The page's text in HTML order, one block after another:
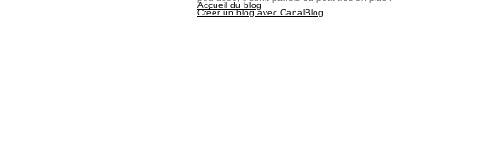
Accueil du blog
Créer un blog avec CanalBlog